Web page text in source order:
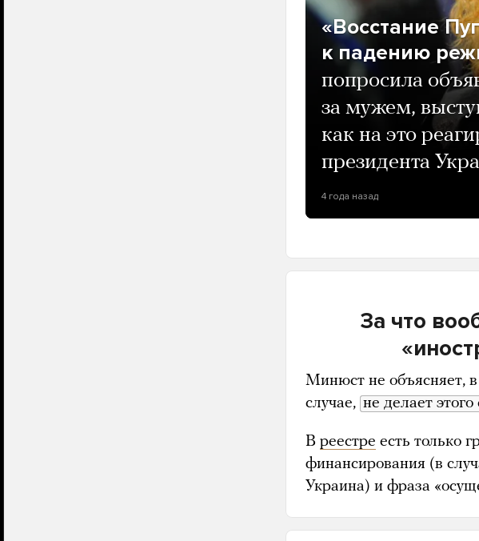
«Восстание
к падению
попросила
за мужем,
как на это
президента
4 года назад
За что
Минюст не объясняет,
случае, не делает этого
В реестре есть только
финансирования (в
Украина) и фраза